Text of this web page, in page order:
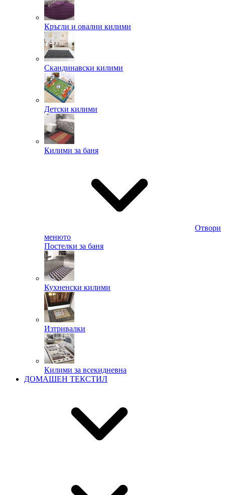
Кръгли и овални килими
Скандинавски килими
Детски килими
Килими за баня
Отвори
менюто
Постелки за баня
Кухненски килими
Изтривалки
Килими за всекидневна
ДОМАШЕН ТЕКСТИЛ